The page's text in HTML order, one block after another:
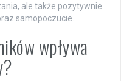
ale także pozytywnie
samopoczucie.
wpływa